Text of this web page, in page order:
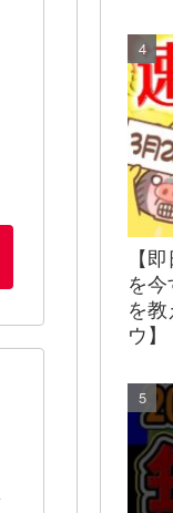
【
を
を
ウ】